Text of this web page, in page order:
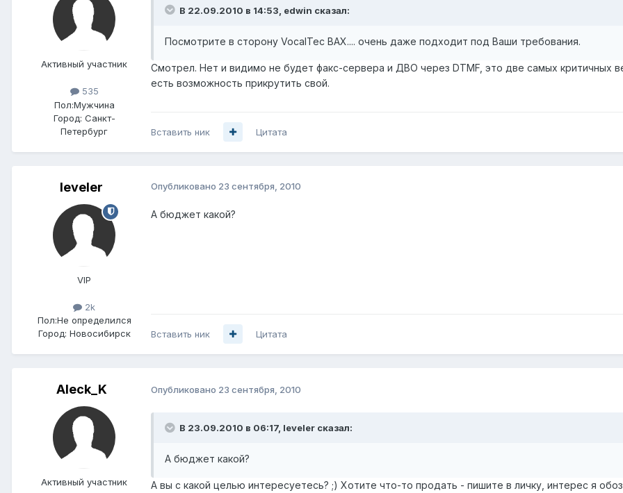
Активный участник
535
Пол:Мужчина
Город: Санкт-
Петербург
В 22.09.2010 в 14:53, edwin сказал:
Посмотрите в сторону VocalTec BAX.... очень даже подходит под Ваши требования.
Смотрел. Нет и видимо не будет факс-сервера и ДВО через DTMF, это две самых критичных
есть возможность прикрутить свой.
Вставить ник Цитата
leveler
VIP
2k
Пол:Не определился
Город: Новосибирск
Опубликовано 23 сентября, 2010
А бюджет какой?
Вставить ник Цитата
Aleck_K
Активный участник
Опубликовано 23 сентября, 2010
В 23.09.2010 в 06:17, leveler сказал:
А бюджет какой?
А вы с какой целью интересуетесь? ;) Хотите что-то продать - пишите в личку, интерес я